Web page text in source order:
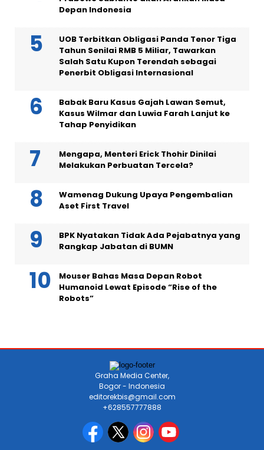
Depan Indonesia
UOB Terbitkan Obligasi Panda Tenor Tiga
Tahun Senilai RMB 5 Miliar, Tawarkan
Salah Satu Kupon Terendah sebagai
Penerbit Obligasi Internasional
Babak Baru Kasus Gajah Lawan Semut,
Kasus Wilmar dan Luwia Farah Lanjut ke
Tahap Penyidikan
Mengapa, Menteri Erick Thohir Dinilai
Melakukan Perbuatan Tercela?
Wamenag Dukung Upaya Pengembalian
Aset First Travel
BPK Nyatakan Tidak Ada Pejabatnya yang
Rangkap Jabatan di BUMN
Mouser Bahas Masa Depan Robot
Humanoid Lewat Episode “Rise of the
Robots”
Graha Media Center,
Bogor - Indonesia
editorekbis@gmail.com
+628557777888